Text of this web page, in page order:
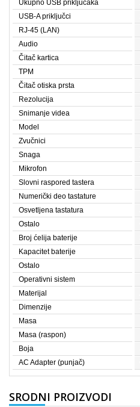
Ukupno USB priključaka
USB-A priključci
RJ-45 (LAN)
Audio
Čitač kartica
TPM
Čitač otiska prsta
Rezolucija
Snimanje videa
Model
Zvučnici
Snaga
Mikrofon
Slovni raspored tastera
Numerički deo tastature
Osvetljena tastatura
Ostalo
Broj ćelija baterije
Kapacitet baterije
Ostalo
Operativni sistem
Materijal
Dimenzije
Masa
Masa (raspon)
Boja
AC Adapter (punjač)
SRODNI PROIZVODI